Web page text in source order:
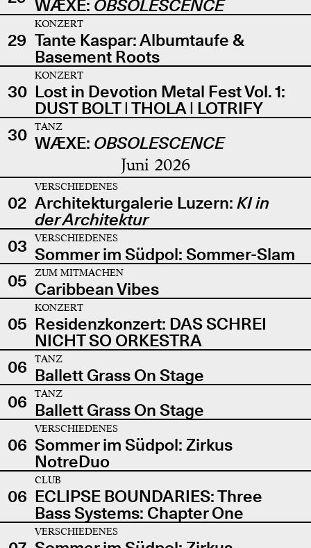
WÆXE: OBSOLESCENCE
29
KONZERT
Tante Kaspar: Albumtaufe &
Basement Roots
30
KONZERT
Lost in Devotion Metal Fest Vol. 1:
DUST BOLT | THOLA | LOTRIFY
30
TANZ
WÆXE: OBSOLESCENCE
Juni 2026
02
VERSCHIEDENES
Architekturgalerie Luzern: KI in
der Architektur
03
VERSCHIEDENES
Sommer im Südpol: Sommer-Slam
05
ZUM MITMACHEN
Caribbean Vibes
05
KONZERT
Residenzkonzert: DAS SCHREI
NICHT SO ORKESTRA
06
TANZ
Ballett Grass On Stage
06
TANZ
Ballett Grass On Stage
06
VERSCHIEDENES
Sommer im Südpol: Zirkus
NotreDuo
06
CLUB
ECLIPSE BOUNDARIES: Three
Bass Systems: Chapter One
VERSCHIEDENES